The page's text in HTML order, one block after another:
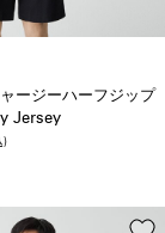
ージーハーフジップ
Jersey
)